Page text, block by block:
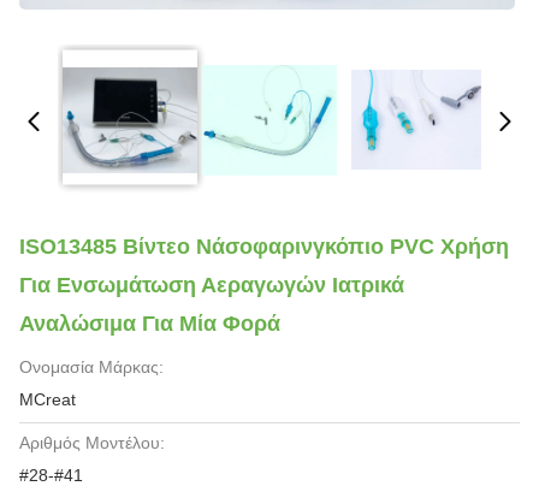
ISO13485 Βίντεο Νάσοφαρινγκόπιο PVC Χρήση
Για Ενσωμάτωση Αεραγωγών Ιατρικά
Αναλώσιμα Για Μία Φορά
Ονομασία Μάρκας:
MCreat
Αριθμός Μοντέλου:
#28-#41